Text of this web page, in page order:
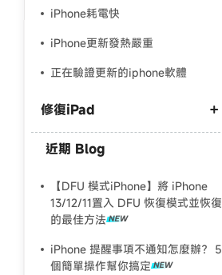
iPhone耗電快
iPhone更新發熱嚴重
正在驗證更新的iphone軟體
修復iPad
ipad一直重開機
ipad無法開機
iPad黑屏死機
iPad 強制重置回復原廠
近期 Blog
【DFU 模式iPhone】將 iPhone
13/12/11置入 DFU 恢復模式並恢復
的最佳方法
iPhone 提醒事項不通知怎麼辦？５
個簡單操作幫你搞定